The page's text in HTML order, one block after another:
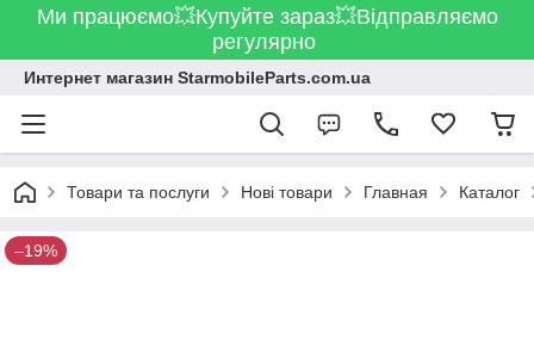
Ми працюємо💥Купуйте зараз💥Відправляємо
регулярно
Интернет магазин StarmobileParts.com.ua
Товари та послуги Нові товари Главная Каталог
–19%